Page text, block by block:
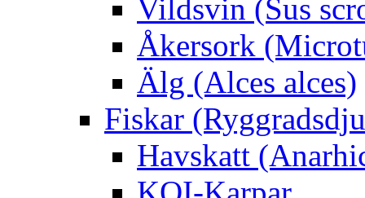
Vildsvin (Sus
Åkersork
Älg (Alces alces)
Fiskar
Havskatt